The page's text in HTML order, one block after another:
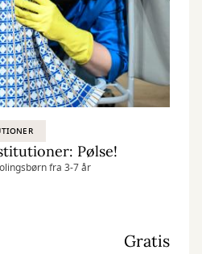
Pølse!
fra 3-7 år
Gratis